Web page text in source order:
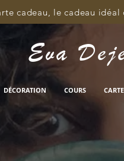
Eva
DÉCORATION COURS
cadeau, le cadeau